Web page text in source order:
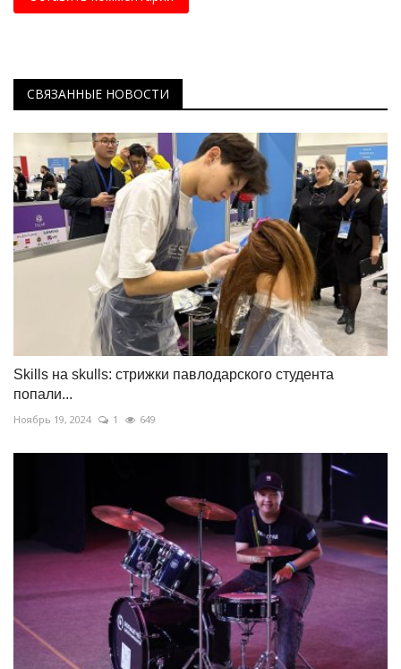
СВЯЗАННЫЕ НОВОСТИ
Skills на skulls: стрижки павлодарского студента
попали...
Ноябрь 19, 2024 1 649